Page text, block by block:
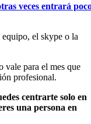
veces entrará
el skype o la
para el mes que
profesional.
centrarte solo en
una persona en